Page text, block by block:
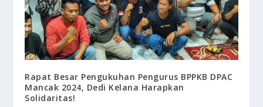
Rapat Besar Pengukuhan Pengurus BPPKB DPAC
Mancak 2024, Dedi Kelana Harapkan
Solidaritas!